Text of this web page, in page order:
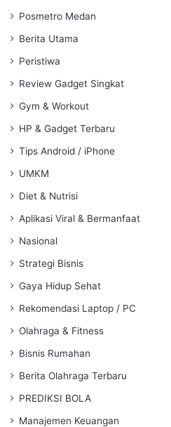
Posmetro Medan
Berita Utama
Peristiwa
Review Gadget Singkat
Gym & Workout
HP & Gadget Terbaru
Tips Android / iPhone
UMKM
Diet & Nutrisi
Aplikasi Viral & Bermanfaat
Nasional
Strategi Bisnis
Gaya Hidup Sehat
Rekomendasi Laptop / PC
Olahraga & Fitness
Bisnis Rumahan
Berita Olahraga Terbaru
PREDIKSI BOLA
Manajemen Keuangan